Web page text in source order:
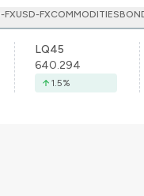
FXUSD-FXCOMMODITIES
LQ45
640.294
1.5%